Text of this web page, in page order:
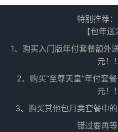
特别推荐：
【包年送
1、购买入门版年付套餐额外
元！
2、购买“至尊天皇”年付套
元！
3、购买其他包月类套餐中
错过要再等